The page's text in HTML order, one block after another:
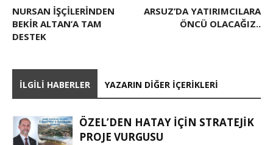
NURSAN İŞÇILERINDEN
BEKIR ALTAN’A TAM
DESTEK
ARSUZ’DA YATIRIMCILARA
ÖNCÜ OLACAĞIZ..
İLGILI HABERLER YAZARIN DIĞER İÇERIKLERI
ÖZEL’DEN HATAY İÇIN STRATEJIK
PROJE VURGUSU